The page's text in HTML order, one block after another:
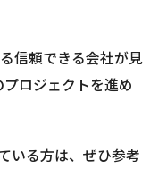
信頼できる会社が見
ロジェクトを進め
いる方は、ぜひ参考